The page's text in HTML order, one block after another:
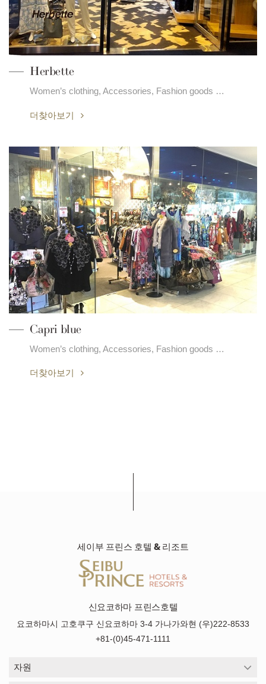
Herbette
Women’s clothing, Accessories, Fashion goods …
더찾아보기
Capri blue
Women’s clothing, Accessories, Fashion goods …
더찾아보기
세이부 프린스 호텔 & 리조트
신요코하마 프린스호텔
요코하마시 고호쿠구 신요코하마 3-4 가나가와현 (우)222-8533
+81-(0)45-471-1111
자원